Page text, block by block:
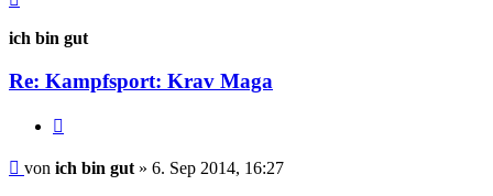
ich bin gut
Re: Kampfsport: Krav Maga
Beitrag
von ich bin gut » 6. Sep 2014, 16:27